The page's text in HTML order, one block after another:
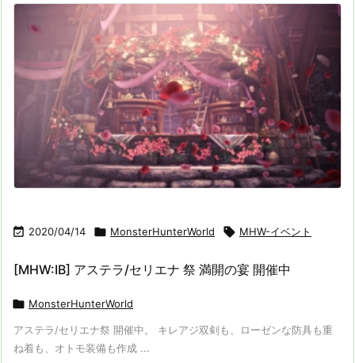
 2020/04/14  MonsterHunterWorld  MHW-イベント
[MHW:IB] アステラ/セリエナ 祭 満開の宴 開催中
 MonsterHunterWorld
アステラ/セリエナ祭 開催中。 キレアジ双剣も、ローゼンな防具も重
ね着も、オトモ装備も作成 ...